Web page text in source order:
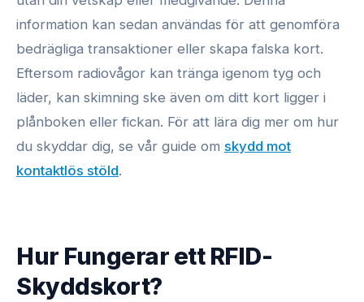
information kan sedan användas för att genomföra
bedrägliga transaktioner eller skapa falska kort.
Eftersom radiovågor kan tränga igenom tyg och
läder, kan skimning ske även om ditt kort ligger i
plånboken eller fickan. För att lära dig mer om hur
du skyddar dig, se vår guide om skydd mot
kontaktlös stöld.
Hur Fungerar ett RFID-
Skyddskort?